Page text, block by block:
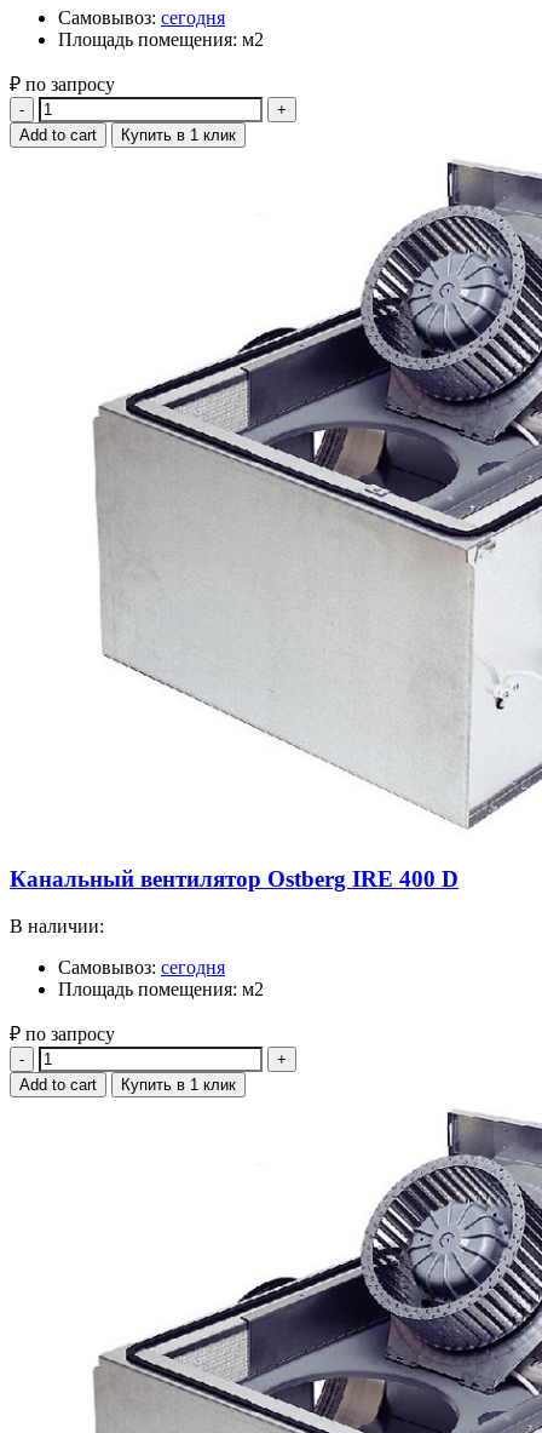
Самовывоз: сегодня
Площадь помещения: м2
₽ по запросу
Quantity
Add to cart Купить в 1 клик
Канальный вентилятор Ostberg IRE 400 D
В наличии:
Самовывоз: сегодня
Площадь помещения: м2
₽ по запросу
Quantity
Add to cart Купить в 1 клик